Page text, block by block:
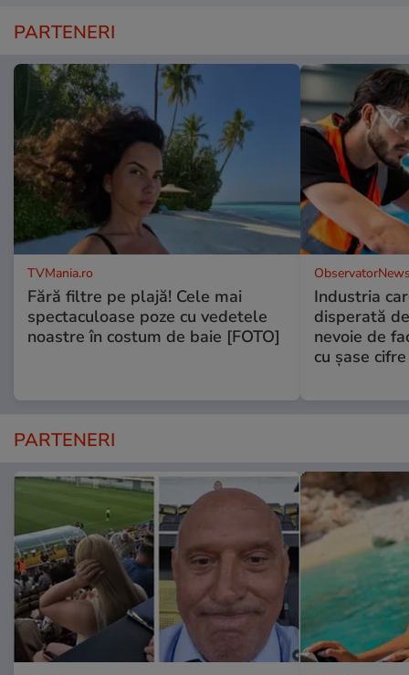
PARTENERI
TVMania.ro
Fără filtre pe plajă! Cele mai
spectaculoase poze cu vedetele
noastre în costum de baie [FOTO]
Industria
disperată
nevoie de
cu şase cifre
PARTENERI